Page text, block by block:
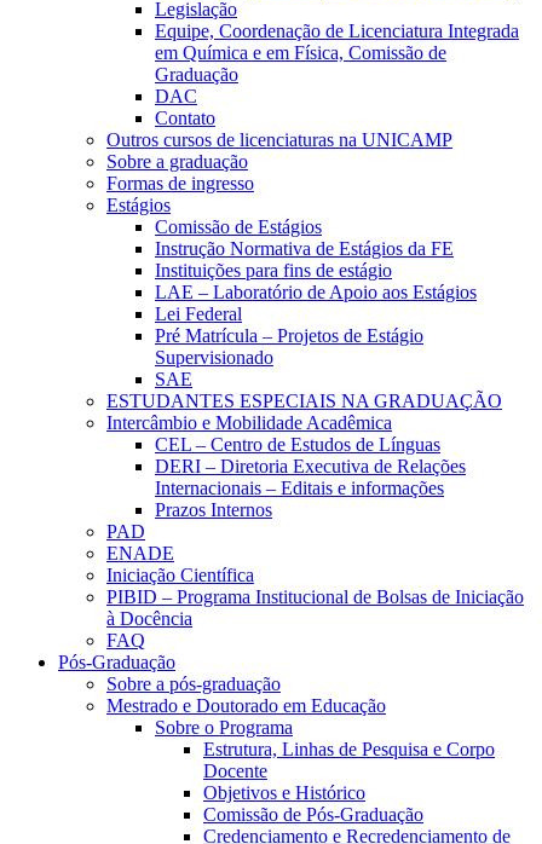
Legislação
Equipe, Coordenação de Licenciatura Integrada
em Química e em Física, Comissão de
Graduação
DAC
Contato
Outros cursos de licenciaturas na UNICAMP
Sobre a graduação
Formas de ingresso
Estágios
Comissão de Estágios
Instrução Normativa de Estágios da FE
Instituições para fins de estágio
LAE – Laboratório de Apoio aos Estágios
Lei Federal
Pré Matrícula – Projetos de Estágio
Supervisionado
SAE
ESTUDANTES ESPECIAIS NA GRADUAÇÃO
Intercâmbio e Mobilidade Acadêmica
CEL – Centro de Estudos de Línguas
DERI – Diretoria Executiva de Relações
Internacionais – Editais e informações
Prazos Internos
PAD
ENADE
Iniciação Científica
PIBID – Programa Institucional de Bolsas de Iniciação
à Docência
FAQ
Pós-Graduação
Sobre a pós-graduação
Mestrado e Doutorado em Educação
Sobre o Programa
Estrutura, Linhas de Pesquisa e Corpo
Docente
Objetivos e Histórico
Comissão de Pós-Graduação
Credenciamento e Recredenciamento de